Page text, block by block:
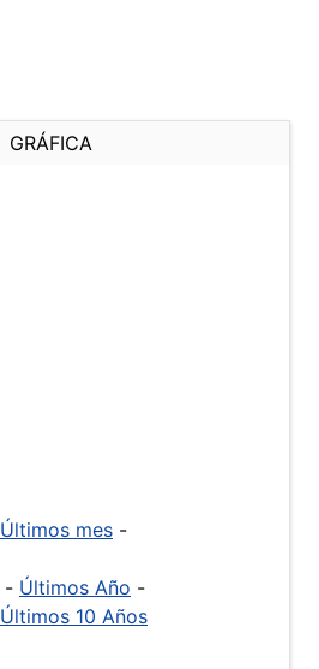
GRÁFICA
Últimos mes -
- Últimos Año -
Últimos 10 Años